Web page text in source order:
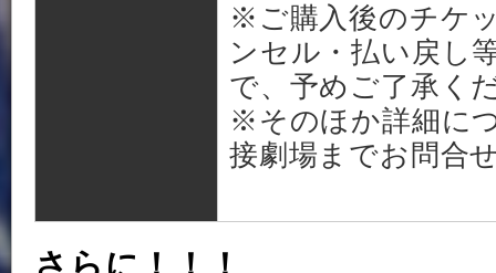
※ご購入後のチケ
ンセル・払い戻し
で、予めご了承く
※そのほか詳細に
接劇場までお問合
さらに！！！